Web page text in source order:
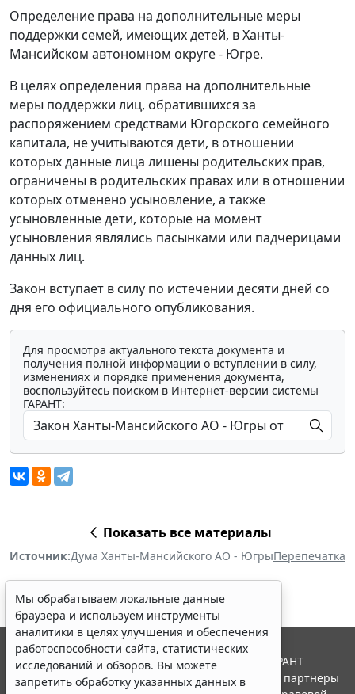
Определение права на дополнительные меры
поддержки семей, имеющих детей, в Ханты-
Мансийском автономном округе - Югре.
В целях определения права на дополнительные
меры поддержки лиц, обратившихся за
распоряжением средствами Югорского семейного
капитала, не учитываются дети, в отношении
которых данные лица лишены родительских прав,
ограничены в родительских правах или в отношении
которых отменено усыновление, а также
усыновленные дети, которые на момент
усыновления являлись пасынками или падчерицами
данных лиц.
Закон вступает в силу по истечении десяти дней со
дня его официального опубликования.
Для просмотра актуального текста документа и
получения полной информации о вступлении в силу,
изменениях и порядке применения документа,
воспользуйтесь поиском в Интернет-версии системы
ГАРАНТ:
Показать все материалы
Источник:Дума Ханты-Мансийского АО - ЮгрыПерепечатка
Мы обрабатываем локальные данные
браузера и используем инструменты
аналитики в целях улучшения и обеспечения
работоспособности сайта, статистических
исследований и обзоров. Вы можете
запретить обработку указанных данных в
© ООО "НПП "ГАРАНТ-СЕРВИС", 2026. Система ГАРАНТ
выпускается с 1990 года. Компания "Гарант" и ее партнеры